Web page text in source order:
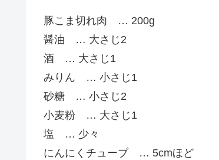
豚こま切れ肉 … 200g
醤油 … 大さじ2
酒 … 大さじ1
みりん … 小さじ1
砂糖 … 小さじ2
小麦粉 … 大さじ1
塩 … 少々
にんにくチューブ … 5cmほど